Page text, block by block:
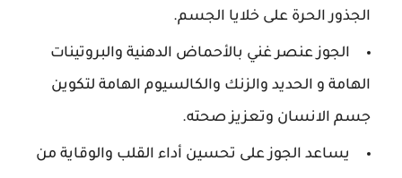
الجذور الحرة على خلايا الجسم.
الجوز عنصر غني بالأحماض الدهنية والبروتينات
الهامة و الحديد والزنك والكالسيوم الهامة لتكوين
جسم الانسان وتعزيز صحته.
يساعد الجوز على تحسين أداء القلب والوقاية من